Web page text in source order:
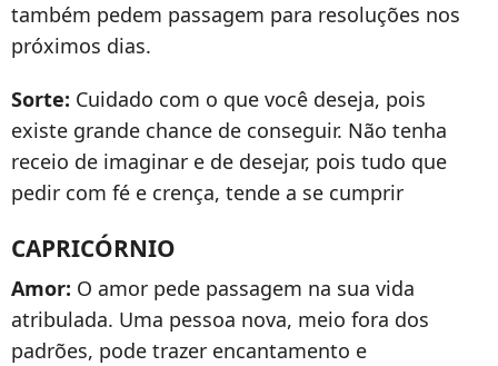
também pedem passagem para resoluções nos
próximos dias.
Sorte: Cuidado com o que você deseja, pois
existe grande chance de conseguir. Não tenha
receio de imaginar e de desejar, pois tudo que
pedir com fé e crença, tende a se cumprir
CAPRICÓRNIO
Amor: O amor pede passagem na sua vida
atribulada. Uma pessoa nova, meio fora dos
padrões, pode trazer encantamento e